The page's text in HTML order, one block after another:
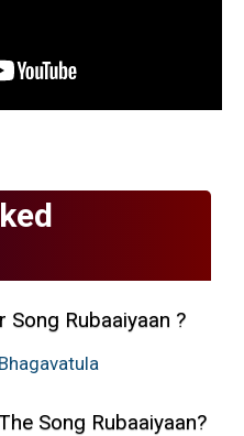
Song Rubaaiyaan ?
Song Rubaaiyaan?